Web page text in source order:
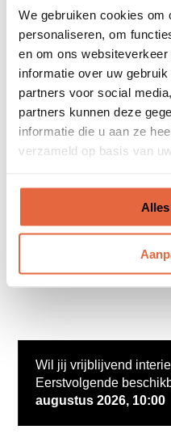
We gebruiken cookies om
personaliseren, om
en om ons
informatie over uw
partners voor social
partners kunnen deze
informatie die u aan ze
verzameld op basis van
Wil jij vrijblijvend
Eerstvolgende
augustus 2026, 10:00